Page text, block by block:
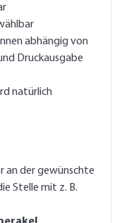
abhängig von
Druckausgabe
natürlich
an der gewünschte
Stelle mit z. B.